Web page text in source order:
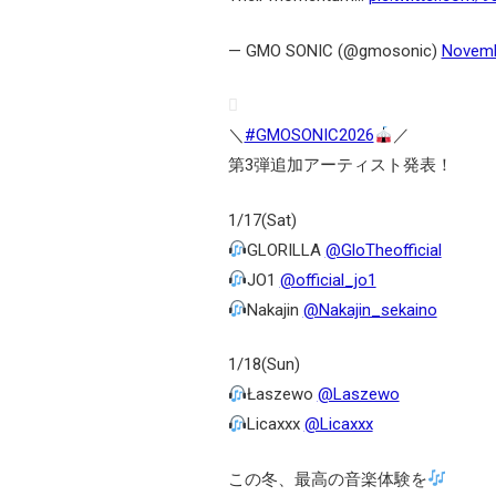
— GMO SONIC (@gmosonic)
＼ #GMOSONIC2026
／
第3弾追加アーティスト発表！
1/17(Sat)
GLORILLA @GloTheofficial
JO1 @official_jo1
Nakajin @Nakajin_sekaino
1/18(Sun)
Łaszewo @Laszewo
Licaxxx @Licaxxx
この冬、最高の音楽体験を